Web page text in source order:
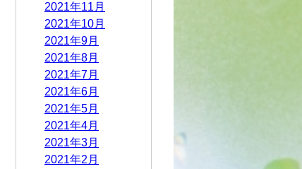
2021年11月
2021年10月
2021年9月
2021年8月
2021年7月
2021年6月
2021年5月
2021年4月
2021年3月
2021年2月